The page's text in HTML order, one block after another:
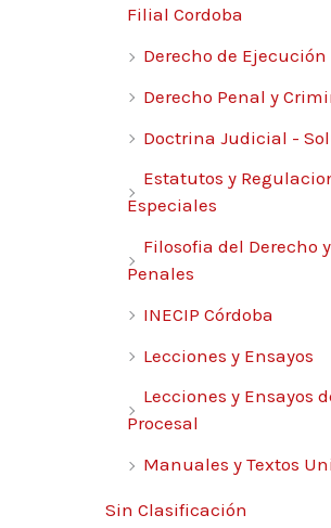
Filial Cordoba
Derecho de Ejecución
Derecho Penal y
Doctrina Judicial -
Estatutos y
Especiales
Filosofia del Derecho
Penales
INECIP Córdoba
Lecciones y Ensayos
Lecciones y Ensayos
Procesal
Manuales y Textos
Sin Clasificación